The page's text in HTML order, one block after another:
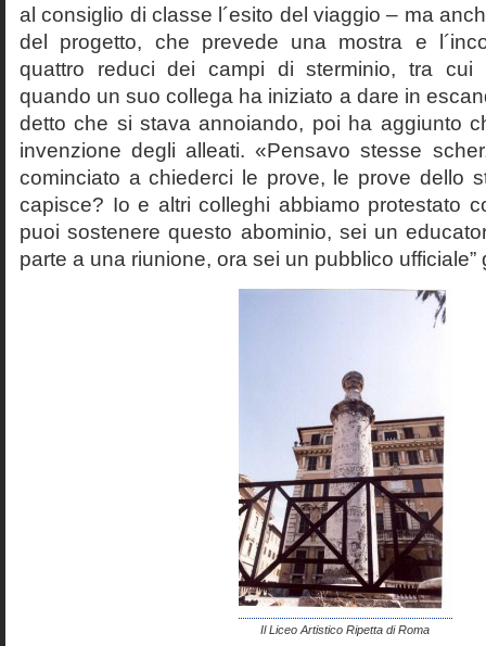
al consiglio di classe l´esito del viaggio – ma
del progetto, che prevede una mostra e
quattro reduci dei campi di sterminio, tra cui
quando un suo collega ha iniziato a dare in
detto che si stava annoiando, poi ha aggiunto
invenzione degli alleati. «Pensavo stesse
cominciato a chiederci le prove, le prove dello
capisce? Io e altri colleghi abbiamo protestato
puoi sostenere questo abominio, sei un
parte a una riunione, ora sei un pubblico ufficiale”
Il Liceo Artistico Ripetta di Roma